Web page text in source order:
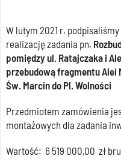
W lutym 2021 r.
realizację zadania pn.
pomiędzy ul. Ratajczaka i
przebudową fragmentu Alei
Św. Marcin do Pl. Wolności
Przedmiotem zamówienia
montażowych dla zadania
Wartość: 6 519 000,00 zł